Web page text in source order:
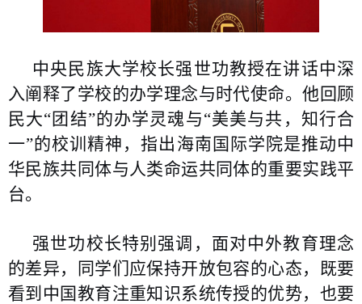
中央民族大学校长强世功教授在讲话中深
入阐释了学校的办学理念与时代使命。他回顾
民大“团结”的办学灵魂与“美美与共，知行合
一”的校训精神，指出海南国际学院是推动中
华民族共同体与人类命运共同体的重要实践平
台。
强世功校长特别强调，面对中外教育理念
的差异，同学们应保持开放包容的心态，既要
看到中国教育注重知识系统传授的优势，也要